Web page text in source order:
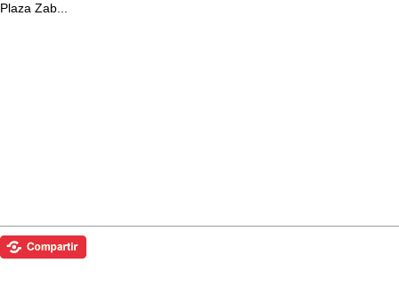
Plaza Zab...